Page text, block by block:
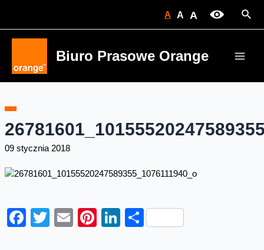
A A A
Biuro Prasowe Orange
09 stycznia 2018
Facebook
Twitter
EmailPinterest
LinkedIn
Share